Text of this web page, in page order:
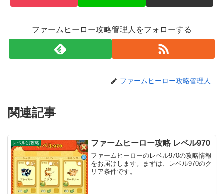
ファームヒーロー攻略管理人をフォローする
ファームヒーロー攻略管理人
関連記事
レベル別攻略 ファームヒーロー攻略 レベル970
ファームヒーローのレベル970の攻略情報
をお届けします。まずは、レベル970のク
リア条件です。